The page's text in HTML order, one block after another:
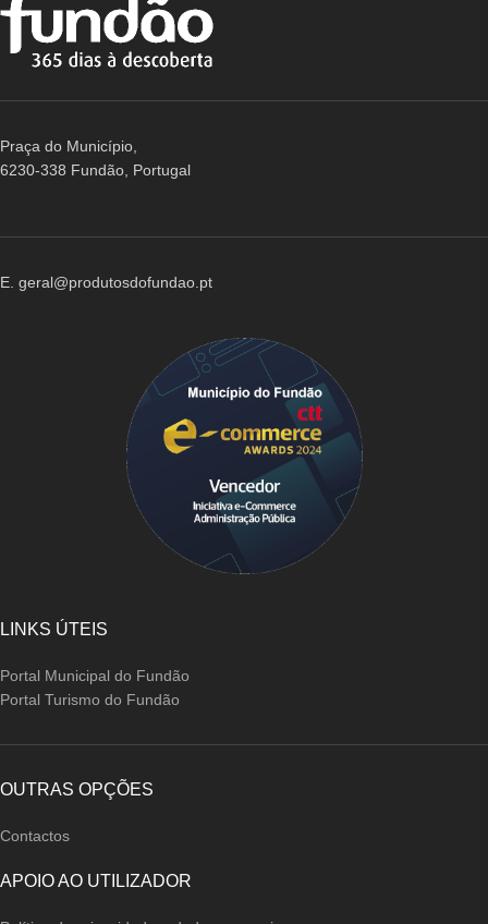
Praça do Município,
6230-338 Fundão, Portugal
E. geral@produtosdofundao.pt
LINKS ÚTEIS
Portal Municipal do Fundão
Portal Turismo do Fundão
OUTRAS OPÇÕES
Contactos
APOIO AO UTILIZADOR